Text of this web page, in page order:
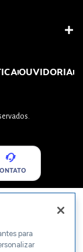
OUVIDORIA
para